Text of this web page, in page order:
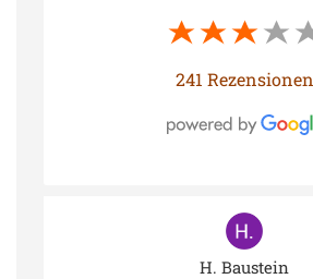
241 Rezensionen
H. Baustein